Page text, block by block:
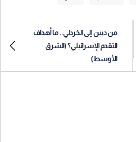
من دبين إلى الخردلي.. ما أهداف
التقدم الإسرائيلي؟ (الشرق
الأوسط)